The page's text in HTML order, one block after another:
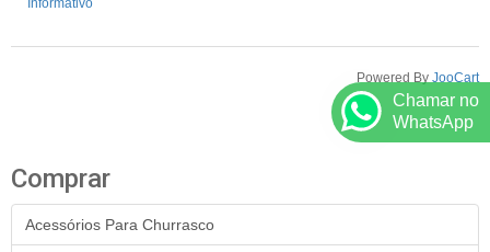
Informativo
Powered By JooCart
Comprar
Acessórios Para Churrasco
Chamar no
WhatsApp